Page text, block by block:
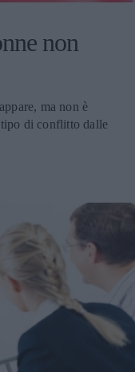
non
ma non è
di conflitto dalle